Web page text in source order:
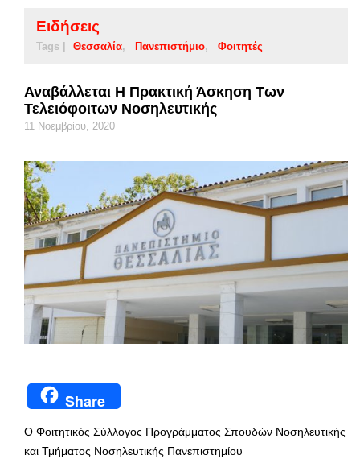
Ειδήσεις
Tags | Θεσσαλία Πανεπιστήμιο Φοιτητές
Αναβάλλεται Η Πρακτική Άσκηση Των
Τελειόφοιτων Νοσηλευτικής
11 Νοεμβρίου, 2020
Share
Ο Φοιτητικός Σύλλογος Προγράμματος Σπουδών Νοσηλευτικής
και Τμήματος Νοσηλευτικής Πανεπιστημίου